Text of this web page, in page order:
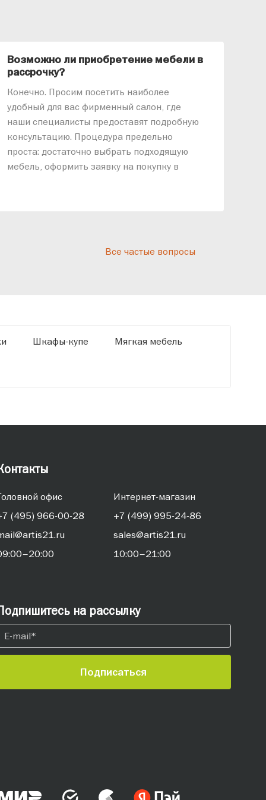
Возможно ли приобретение мебели в
рассрочку?
Конечно. Просим посетить наиболее
удобный для вас фирменный салон, где
наши специалисты предоставят подробную
консультацию. Процедура предельно
проста: достаточно выбрать подходящую
мебель, оформить заявку на покупку в
Все частые вопросы
Шкафы-купе Мягкая мебель
офис
(495) 966-00-28
Интернет-магазин
+7 (499) 995-24-86
sales@artis21.ru
10:00–21:00
на рассылку
Подписаться